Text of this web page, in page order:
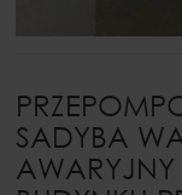
SADYBA